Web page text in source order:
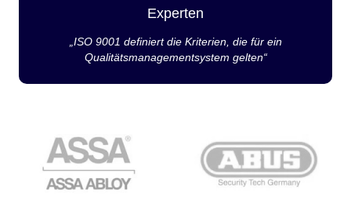
Experten
„ISO 9001 definiert die Kriterien, die für ein
Qualitätsmanagementsystem gelten“